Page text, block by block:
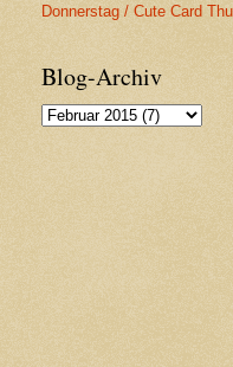
Donnerstag / Cute Card
Blog-Archiv